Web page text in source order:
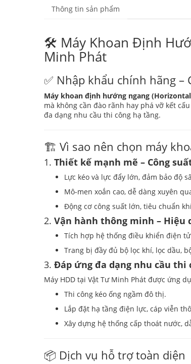
Thông tin sản phẩm
🛠️ Máy Khoan Định
Minh Phát
✅ Nhập khẩu chính hãng
Máy khoan định hướng ngang
mà không cần đào rãnh hay phá vỡ kết
đa dạng nhu cầu thi công hạ tầng.
🏗️ Vì sao nên chọn máy
1. Thiết kế mạnh mẽ – Công
Lực kéo và lực đẩy lớn, đảm bảo độ
Mô-men xoắn cao, dễ dàng xuyên
Động cơ công suất lớn, tiêu chuẩn
2. Vận hành thông minh – Hiệu
Tích hợp hệ thống điều khiển điện tử
Trang bị đầy đủ bộ lọc khí, lọc dầu,
3. Đáp ứng đa dạng nhu cầu thi
Máy HDD tại Vật Tư Minh Phát được ứng
Thi công kéo ống ngầm đô thị.
Lắp đặt hạ tầng điện lực, cáp viễn
Xây dựng hệ thống cấp thoát nước,
📦 Dịch vụ hỗ trợ toàn diện